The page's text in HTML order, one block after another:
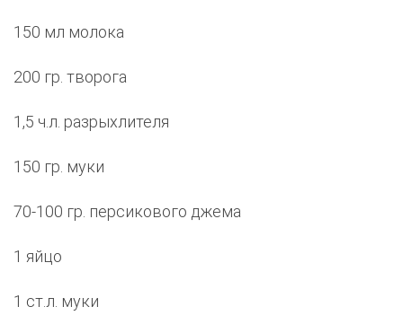
150 мл молока
200 гр. творога
1,5 ч.л. разрыхлителя
150 гр. муки
70-100 гр. персикового джема
1 яйцо
1 ст.л. муки